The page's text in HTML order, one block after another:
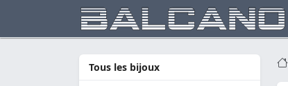
Tous les bijoux